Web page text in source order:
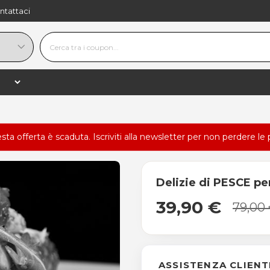
offerta è scaduta. Iscriviti alla newsletter per non perdere le
Delizie di PESCE
39,90 € 79,00
ASSISTENZA